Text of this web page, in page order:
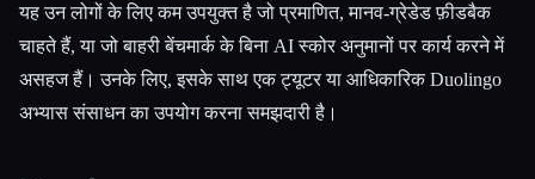
यह उन लोगों के लिए कम उपयुक्त है जो प्रमाणित, मानव-ग्रेडेड फ़ीडबैक
चाहते हैं, या जो बाहरी बेंचमार्क के बिना AI स्कोर अनुमानों पर कार्य करने में
असहज हैं। उनके लिए, इसके साथ एक ट्यूटर या आधिकारिक Duolingo
अभ्यास संसाधन का उपयोग करना समझदारी है।